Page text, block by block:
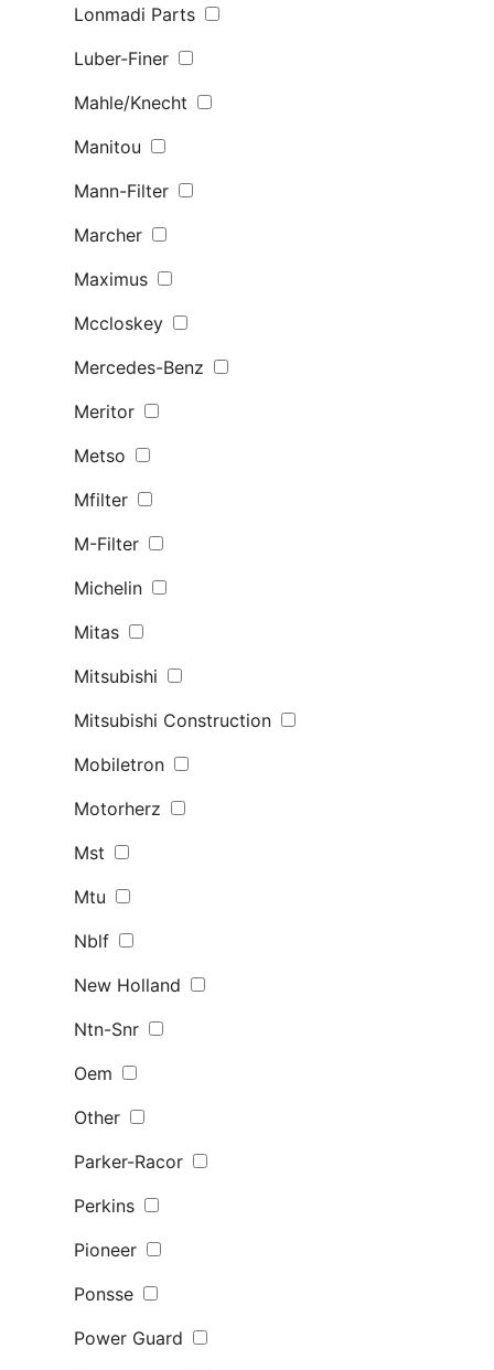
Lonmadi Parts
Luber-Finer
Mahle/Knecht
Manitou
Mann-Filter
Marcher
Maximus
Mccloskey
Mercedes-Benz
Meritor
Metso
Mfilter
M-Filter
Michelin
Mitas
Mitsubishi
Mitsubishi Construction
Mobiletron
Motorherz
Mst
Mtu
Nblf
New Holland
Ntn-Snr
Oem
Other
Parker-Racor
Perkins
Pioneer
Ponsse
Power Guard